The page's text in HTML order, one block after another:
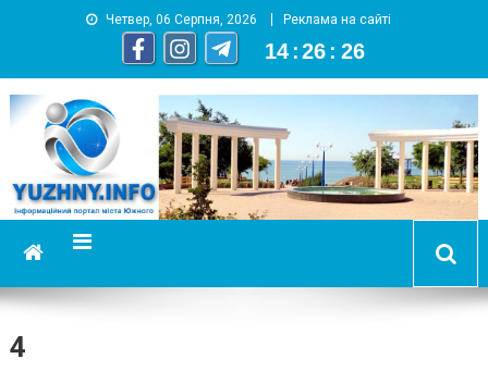
Четвер, 06 Серпня, 2026 Реклама на сайті
14 :26 : 26
YUZHNY.INFO
информационный портал города Южный
4